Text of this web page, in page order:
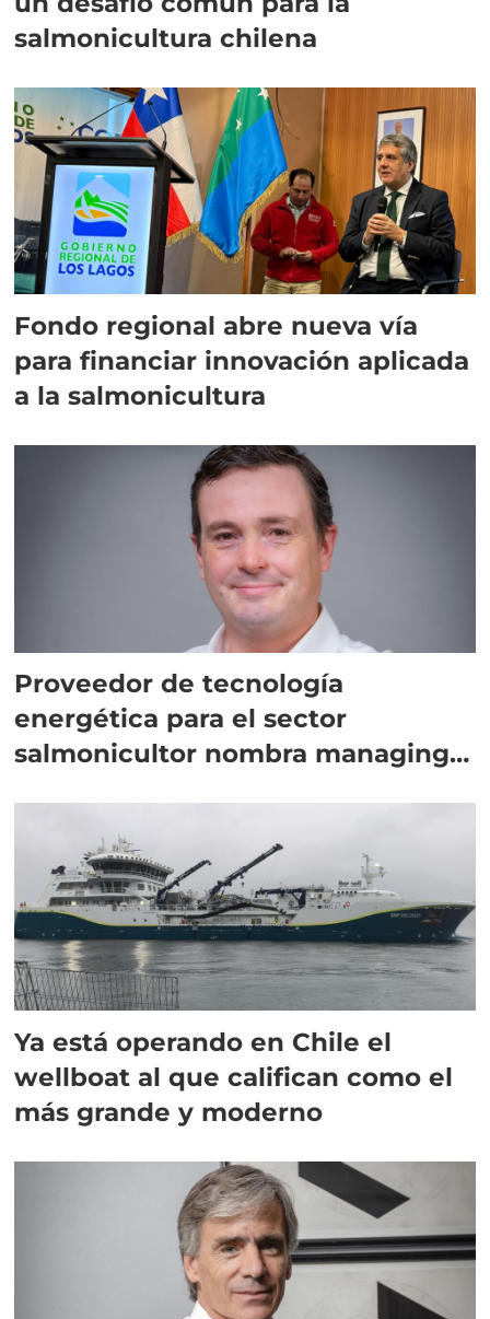
salmonicultura chilena
Fondo regional abre nueva vía
para financiar innovación aplicada
a la salmonicultura
Proveedor de tecnología
energética para el sector
salmonicultor nombra managing
Ya está operando en Chile el
wellboat al que califican como el
más grande y moderno